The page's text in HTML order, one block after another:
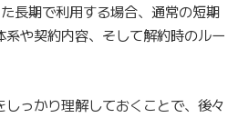
長期で利用する場合、通常の短期
や契約内容、そして解約時のルー
っかり理解しておくことで、後々